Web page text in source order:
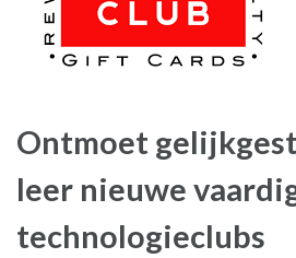
Ontmoet
leer nieuwe
technologieclubs